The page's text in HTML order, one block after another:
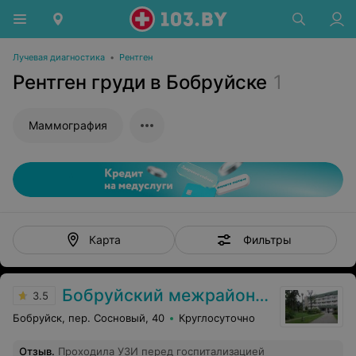
Лучевая диагностика • Рентген
Рентген груди в Бобруйске 1
Маммография
Карта Фильтры
3.5 Бобруйский межрайонный онкологический диспансер
Бобруйск, пер. Сосновый, 40 Круглосуточно
Отзыв. Проходила УЗИ перед госпитализацией